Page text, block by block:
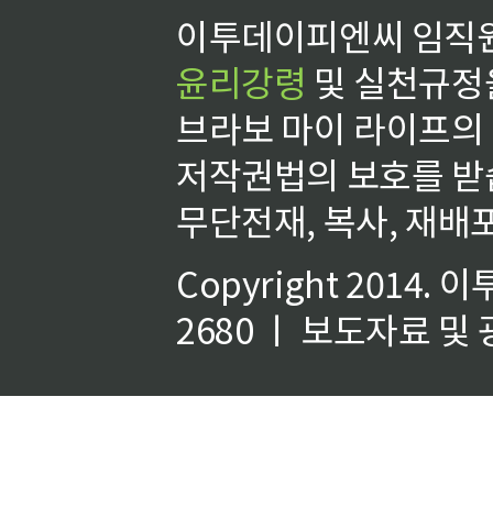
이투데이피엔씨 임
윤리강령 및 실천규
브라보 마이 라이프
저작권법의 보호를
무단전재, 복사, 재배
Copyright 2014. 이
2680 ㅣ 보도자료